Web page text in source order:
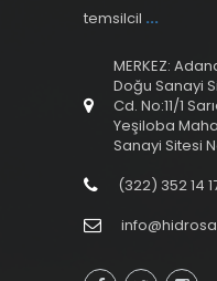
temsilcil ...
MERKEZ:
Doğu Sanayi
Cd. No:11/1
Yeşiloba
Sanayi Sitesi
(322) 352 14